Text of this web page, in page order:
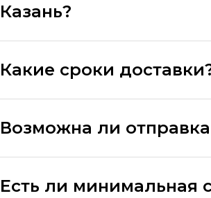
Казань?
Какие сроки
Возможна ли
Есть ли минимальная